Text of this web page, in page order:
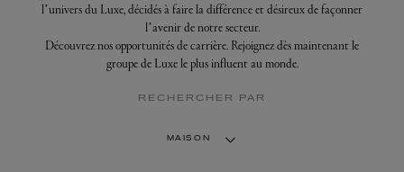
FINANCE
PRESSE
l’univers du Luxe, décidés à faire la différence et désireux de façonner
l’avenir de notre secteur.
Découvrez nos opportunités de carrière. Rejoignez dès maintenant le
groupe de Luxe le plus influent au monde.
RECHERCHER PAR
MAISON